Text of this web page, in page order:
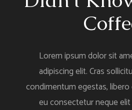
Lorem ipsum dolor sit
adipiscing elit. Cras
condimentum egestas,
eu consectetur neque elit